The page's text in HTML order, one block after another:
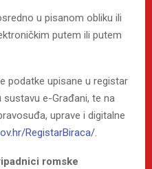
u pisanom obliku ili
putem ili putem
podatke upisane u registar
e-Građani, te na
uprave i digitalne
RegistarBiraca/.
romske